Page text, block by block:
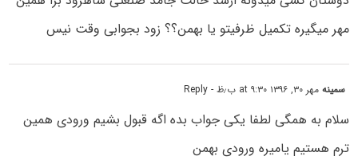
مهر میگیره تکمیل ظرفیتو یا بهمن؟؟ زود بجوابی وقت نیس
سمینهمهر ۳۰, ۱۳۹۶ at ۹:۳۰ ب٫ظ - Reply
سلام به همگی لطفا یکی جواب بده اگه قبول بشیم ورودی همین
ترم هستیم یامیره ورودی بهمن